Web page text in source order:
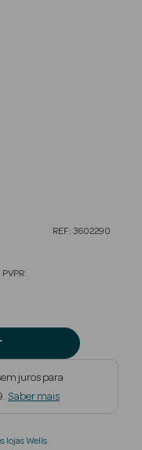
REF: 3602290
reduced from
PVPR
juros para
Saber mais
lojas Wells.